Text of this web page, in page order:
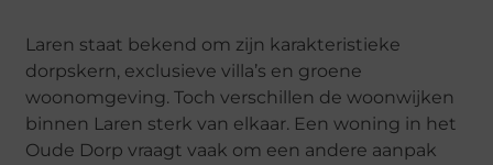
Laren staat bekend om zijn karakteristieke
dorpskern, exclusieve villa’s en groene
woonomgeving. Toch verschillen de woonwijken
binnen Laren sterk van elkaar. Een woning in het
Oude Dorp vraagt vaak om een andere aanpak